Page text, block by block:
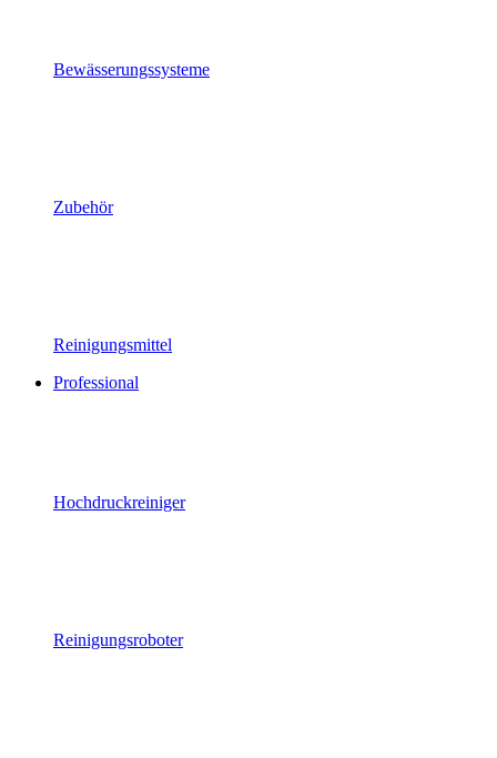
Bewässerungssysteme
Zubehör
Reinigungsmittel
Professional
Hochdruckreiniger
Reinigungsroboter